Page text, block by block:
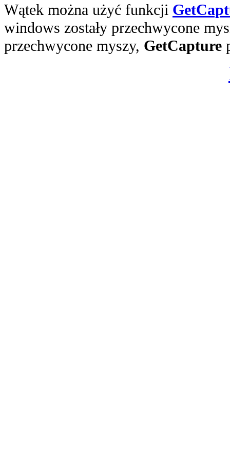
Wątek można użyć funkcji
windows zostały przechwycone
przechwycone myszy, GetCapture